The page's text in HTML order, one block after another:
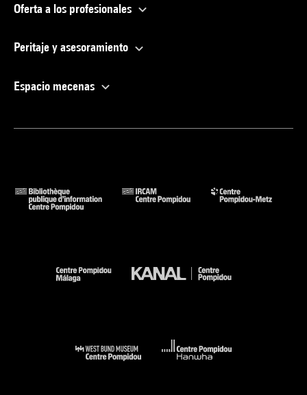
Oferta a los profesionales
Peritaje y asesoramiento
Espacio mecenas